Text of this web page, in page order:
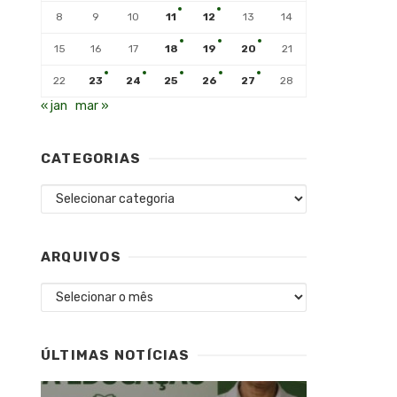
8 9 10 11 12 13 14
15 16 17 18 19 20 21
22 23 24 25 26 27 28
« jan mar »
CATEGORIAS
Categorias
ARQUIVOS
Arquivos
ÚLTIMAS NOTÍCIAS